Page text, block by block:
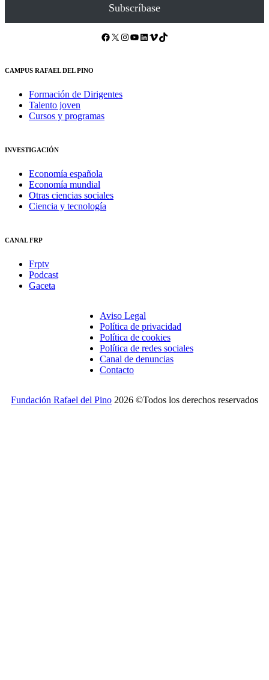
Subscríbase
Facebook X Instagram YouTube LinkedIn Vimeo TikTok
CAMPUS RAFAEL DEL PINO
Formación de Dirigentes
Talento joven
Cursos y programas
INVESTIGACIÓN
Economía española
Economía mundial
Otras ciencias sociales
Ciencia y tecnología
CANAL FRP
Frptv
Podcast
Gaceta
Aviso Legal
Política de privacidad
Política de cookies
Política de redes sociales
Canal de denuncias
Contacto
Fundación Rafael del Pino 2026 ©Todos los derechos reservados